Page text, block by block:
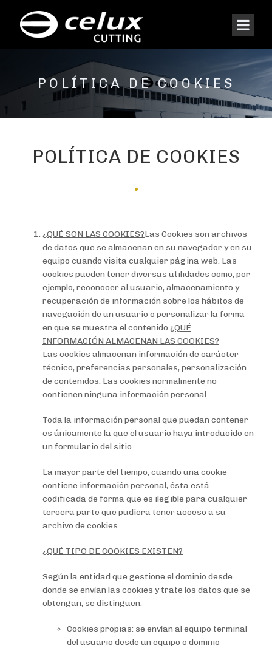
POLÍTICA DE COOKIES
POLÍTICA DE COOKIES
¿QUÉ SON LAS COOKIES?Las Cookies son archivos
de datos que se almacenan en su navegador y en su
equipo cuando visita cualquier página web. Las
cookies pueden tener diversas utilidades como, por
ejemplo, reconocer al usuario, almacenamiento y
recuperación de información sobre los hábitos de
navegación de un usuario o personalizar la forma
en que se muestra el contenido.¿QUÉ
INFORMACIÓN ALMACENAN LAS COOKIES?
Las cookies almacenan información de carácter
técnico, preferencias personales, personalización
de contenidos. Las cookies normalmente no
contienen ninguna información personal.
Toda la información personal que puedan contener
es únicamente la que el usuario haya introducido en
un formulario del sitio.
La mayor parte del tiempo, cuando una cookie
contiene información personal, ésta está
codificada de forma que es ilegible para cualquier
tercera parte que pudiera tener acceso a su
archivo de cookies.
¿QUÉ TIPO DE COOKIES EXISTEN?
Según la entidad que gestione el dominio desde
donde se envían las cookies y trate los datos que se
obtengan, se distinguen:
Cookies propias: se envían al equipo terminal
del usuario desde un equipo o dominio